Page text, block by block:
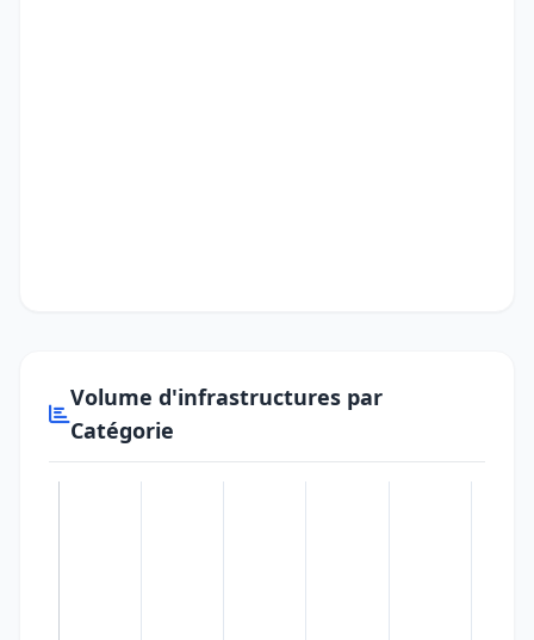
Volume d'infrastructures par
Catégorie